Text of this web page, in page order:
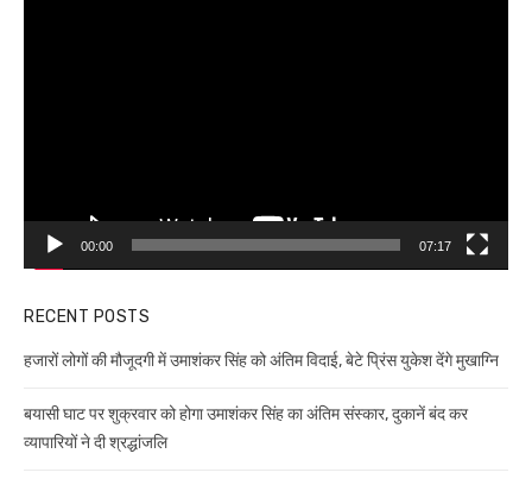
00:00 07:17
RECENT POSTS
हजारों लोगों की मौजूदगी में उमाशंकर सिंह को अंतिम विदाई, बेटे प्रिंस युकेश देंगे मुखाग्नि
बयासी घाट पर शुक्रवार को होगा उमाशंकर सिंह का अंतिम संस्कार, दुकानें बंद कर
व्यापारियों ने दी श्रद्धांजलि